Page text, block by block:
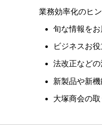
業務効率化のヒ
旬な情報をお
ビジネスお
法改正など
新製品や新
大塚商会の